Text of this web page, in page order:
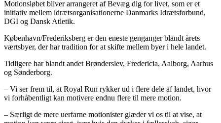
Motionsløbet bliver arrangeret af Bevæg dig for livet, som er et
initiativ mellem idrætsorganisationerne Danmarks Idrætsforbund,
DGI og Dansk Atletik.
København/Frederiksberg er den eneste genganger blandt årets
værtsbyer, der har tradition for at skifte mellem byer i hele landet.
Tidligere har blandt andet Brønderslev, Fredericia, Aalborg, Aarhus
og Sønderborg.
– Vi ser frem til, at Royal Run rykker ud i flere dele af landet, hvor
vi forhåbentligt kan motivere endnu flere til mere motion.
– Særligt de mere uerfarne motionister glæder vi os til at vise, at